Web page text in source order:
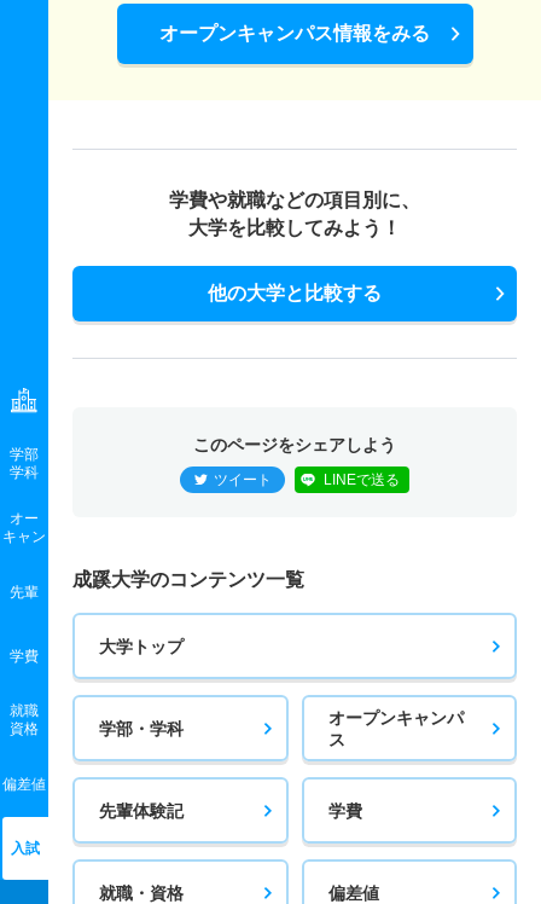
学部
学科
オー
キャン
先輩
学費
就職
資格
偏差値
入試
オープンキャンパス情報をみる
学費や就職などの項目別に、
大学を比較してみよう！
他の大学と比較する
このページをシェアしよう
ツイート LINEで送る
成蹊大学のコンテンツ一覧
大学トップ
学部・学科
オープンキャンパ
ス
先輩体験記 学費
就職・資格 偏差値